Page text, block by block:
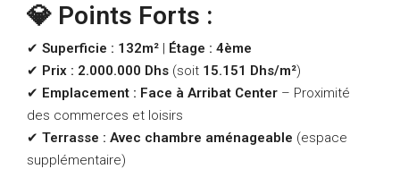
💎 Points Forts :
✔ Superficie : 132m² | Étage : 4ème
✔ Prix : 2.000.000 Dhs (soit 15.151 Dhs/m²)
✔ Emplacement : Face à Arribat Center – Proximité
des commerces et loisirs
✔ Terrasse : Avec chambre aménageable (espace
supplémentaire)